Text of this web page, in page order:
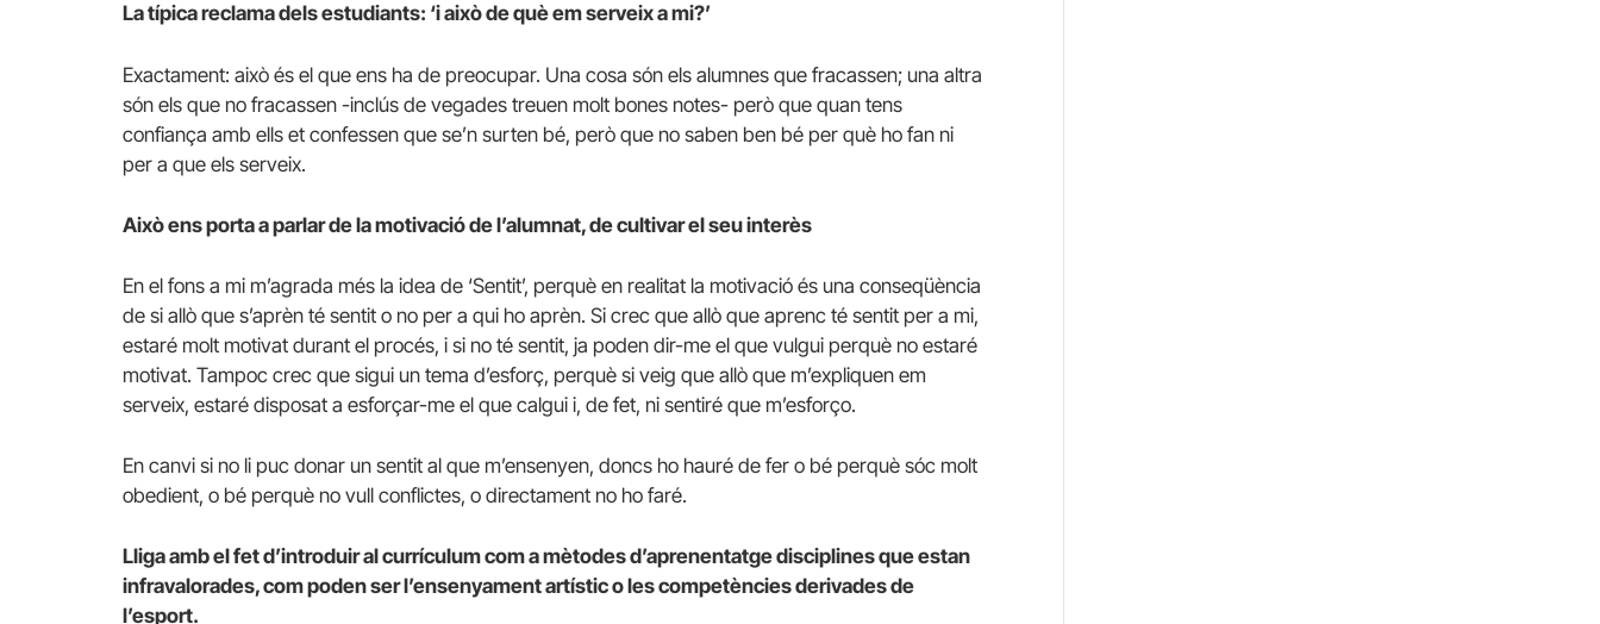
La típica reclama dels estudiants: ‘i això de què em serveix a mi?’
Exactament: això és el que ens ha de preocupar. Una cosa són els alumnes que fracassen; una altra
són els que no fracassen -inclús de vegades treuen molt bones notes- però que quan tens
confiança amb ells et confessen que se’n surten bé, però que no saben ben bé per què ho fan ni
per a que els serveix.
Això ens porta a parlar de la motivació de l’alumnat, de cultivar el seu interès
En el fons a mi m’agrada més la idea de ‘Sentit’, perquè en realitat la motivació és una conseqüència
de si allò que s’aprèn té sentit o no per a qui ho aprèn. Si crec que allò que aprenc té sentit per a mi,
estaré molt motivat durant el procés, i si no té sentit, ja poden dir-me el que vulgui perquè no estaré
motivat. Tampoc crec que sigui un tema d’esforç, perquè si veig que allò que m’expliquen em
serveix, estaré disposat a esforçar-me el que calgui i, de fet, ni sentiré que m’esforço.
En canvi si no li puc donar un sentit al que m’ensenyen, doncs ho hauré de fer o bé perquè sóc molt
obedient, o bé perquè no vull conflictes, o directament no ho faré.
Lliga amb el fet d’introduir al currículum com a mètodes d’aprenentatge disciplines que estan
infravalorades, com poden ser l’ensenyament artístic o les competències derivades de
l’esport.